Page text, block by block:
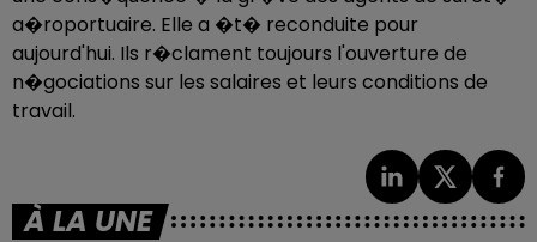
a�roportuaire. Elle a �t� reconduite pour
aujourd'hui. Ils r�clament toujours l'ouverture de
n�gociations sur les salaires et leurs conditions de
travail.
À LA UNE